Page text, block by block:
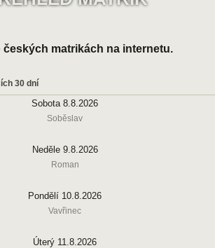
českých matrikách na internetu.
30 dní
Sobota 8.8.2026
Soběslav
Neděle 9.8.2026
Roman
Pondělí 10.8.2026
Vavřinec
Úterý 11.8.2026